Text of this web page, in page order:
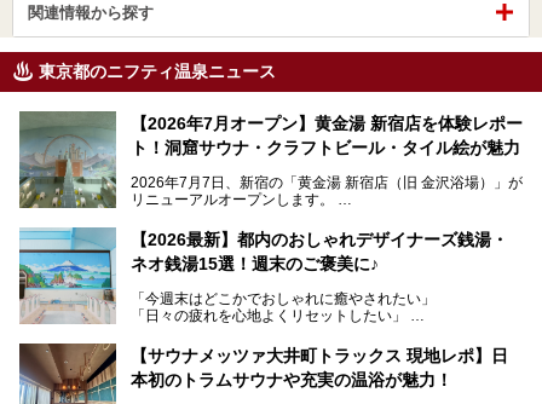
関連情報から探す
東京都のニフティ温泉ニュース
【2026年7月オープン】黄金湯 新宿店を体験レポー
ト！洞窟サウナ・クラフトビール・タイル絵が魅力
2026年7月7日、新宿の「黄金湯 新宿店（旧 金沢浴場）」が
リニューアルオープンします。
レトロでノスタルジックなタイル絵はそのまま、昔からここ
を知る地元の人にも、新しく足を運んでくれる人にも愛され
る、今の時代の"銭湯"として生まれ変わりました。洞窟のよ
ビアバーなど、新しく登場したスポットも併せて紹介しま
す。充実した設備があるのに、基本の入浴料が銭湯価格の5
【2026最新】都内のおしゃれデザイナーズ銭湯・
ネオ銭湯15選！週末のご褒美に♪
「今週末はどこかでおしゃれに癒やされたい」
「日々の疲れを心地よくリセットしたい」
となっている新しいスタイルの銭湯です。
最近、SNSやメディアで「デザイナーズ銭湯」や「ネオ銭
【サウナメッツァ大井町トラックス 現地レポ】日
本初のトラムサウナや充実の温浴が魅力！